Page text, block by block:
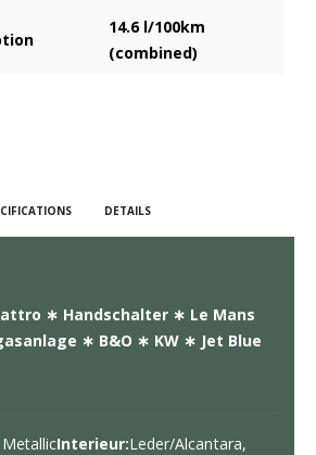
14.6 l/100km
(combined)
DETAILS
∗ Handschalter ∗ Le Mans
∗ B&O ∗ KW ∗ Jet Blue
MetallicInterieur:Leder/Alcantara,